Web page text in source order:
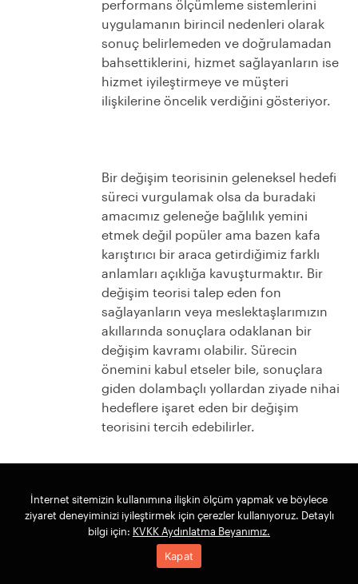
performans ölçümleme sistemlerini
uygulamanın birincil nedenleri olarak
sonuç belirlemeden ve doğrulamadan
bahsettiklerini, hizmet sağlayanların ise
hizmet iyileştirmeye ve müşteri
ilişkilerine öncelik verdiğini gösteriyor.
Bir değişim teorisinin geleneksel hedefi
süreci vurgulamak olsa da buradaki
amacımız geleneğe bağlılık yemini
etmek değil popüler ama bazen kafa
karıştırıcı bir araca getirdiğimiz farklı
anlamları açıklığa kavuşturmaktır. Bir
değişim teorisi talep eden fon
sağlayanların veya meslektaşlarımızın
akıllarında sonuçlara odaklanan bir
değişim kavramı olabilir. Sürecin
önemini kabul etseler bile, sonuçlara
giden dolambaçlı yollardan ziyade nihai
hedeflere işaret eden bir değişim
teorisini tercih edebilirler.
DEĞİŞİM TEORİLERİNİ HARİTALAMAK
Artık teoriyi ve değişimi anlamanın
çeşitli yollarını açıklığa
İnternet sitemizin kullanımına ilişkin ölçüm yapmak ve böylece
ziyaret deneyiminizi iyileştirmek için çerezler kullanıyoruz. Detaylı
bilgi için: KVKK Aydınlatma Beyanımız.
Kapat